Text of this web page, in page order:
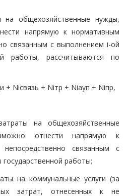
общехозяйственные нужды,
напрямую к нормативным
связанным с выполнением i-ой
работы, рассчитываются по
+ Niсвязь + Niтр + Niауп + Niпр,
на общехозяйственные
отнести напрямую к
связанным с
работы;
на коммунальные услуги (за
затрат, отнесенных к не